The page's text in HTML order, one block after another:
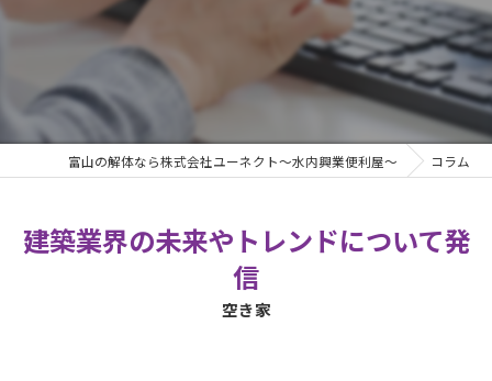
富山の解体なら株式会社ユーネクト～水内興業便利屋～ コラム
建築業界の未来やトレンドについて発
信
空き家